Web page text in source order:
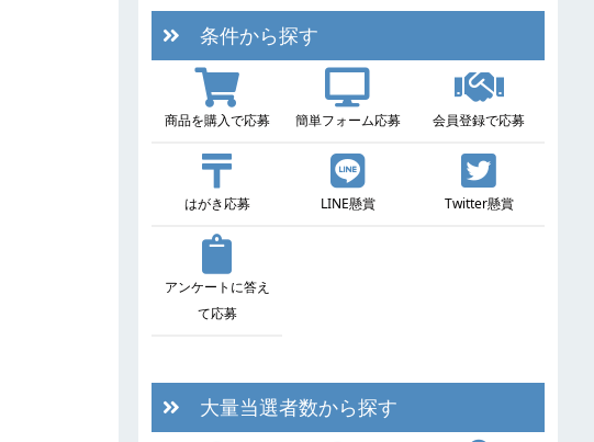
条件から探す
商品を購入で応募 簡単フォーム応募 会員登録で応募
はがき応募 LINE懸賞 Twitter懸賞
アンケートに答え
て応募
大量当選者数から探す